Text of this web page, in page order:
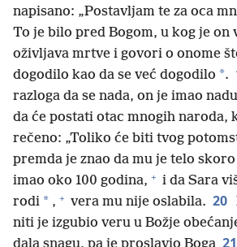
napisano: „Postavljam te za oca
To je bilo pred Bogom, u kog je on
oživljava mrtve i govori o onome
dogodilo kao da se već dogodilo *.
razloga da se nada, on je imao
da će postati otac mnogih naroda,
rečeno: „Toliko će biti tvog
premda je znao da mu je telo
imao oko 100 godina, + i da Sara
rodi * , + vera mu nije oslabila. 20
niti je izgubio veru u Božje
21